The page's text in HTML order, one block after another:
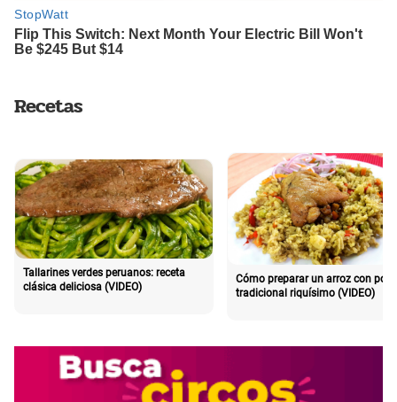
Recetas
Tallarines verdes peruanos: receta
clásica deliciosa (VIDEO)
Cómo preparar un arroz con pollo
tradicional riquísimo (VIDEO)